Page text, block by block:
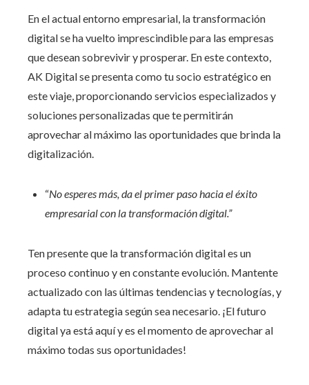
En el actual entorno empresarial, la transformación
digital se ha vuelto imprescindible para las empresas
que desean sobrevivir y prosperar. En este contexto,
AK Digital se presenta como tu socio estratégico en
este viaje, proporcionando servicios especializados y
soluciones personalizadas que te permitirán
aprovechar al máximo las oportunidades que brinda la
digitalización.
“No esperes más, da el primer paso hacia el éxito
empresarial con la transformación digital.”
Ten presente que la transformación digital es un
proceso continuo y en constante evolución. Mantente
actualizado con las últimas tendencias y tecnologías, y
adapta tu estrategia según sea necesario. ¡El futuro
digital ya está aquí y es el momento de aprovechar al
máximo todas sus oportunidades!